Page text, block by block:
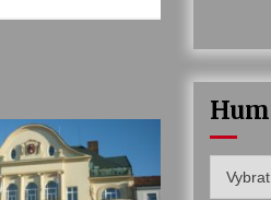
archiv